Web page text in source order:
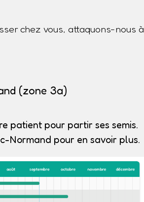
chez vous, attaquons-nous à
(zone 3a)
patient pour partir ses semis.
Normand pour en savoir plus.